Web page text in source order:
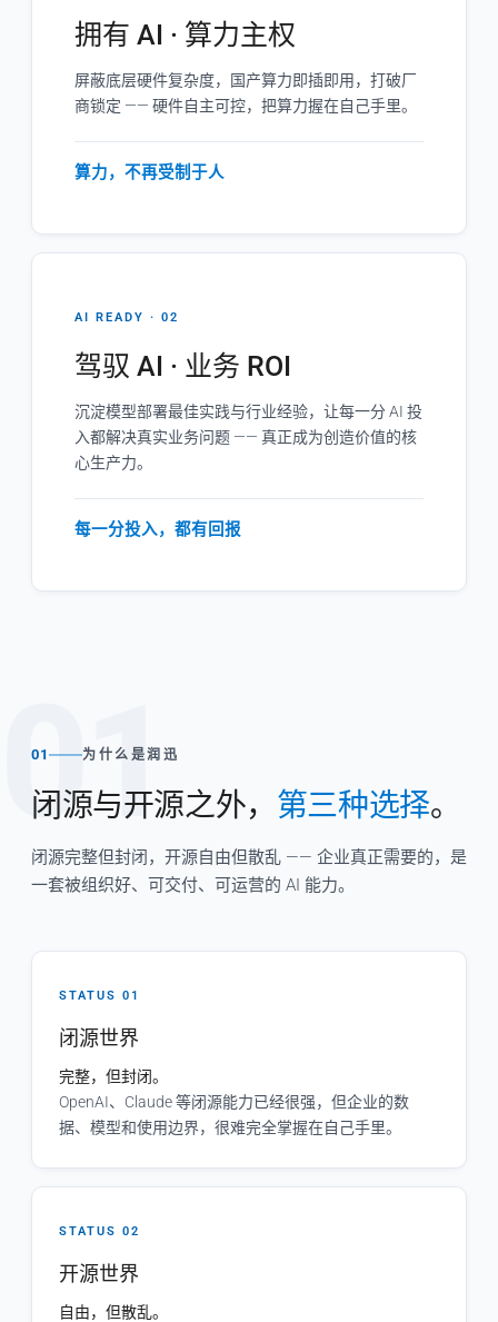
拥有 AI · 算力主权
屏蔽底层硬件复杂度，国产算力即插即用，打破厂
商锁定 —— 硬件自主可控，把算力握在自己手里。
算力，不再受制于人
AI READY · 02
驾驭 AI · 业务 ROI
沉淀模型部署最佳实践与行业经验，让每一分 AI 投
入都解决真实业务问题 —— 真正成为创造价值的核
心生产力。
每一分投入，都有回报
01
01 为什么是润迅
闭源与开源之外， 第三种选择。
闭源完整但封闭，开源自由但散乱 —— 企业真正需要的，是
一套被组织好、可交付、可运营的 AI 能力。
STATUS 01
闭源世界
完整，但封闭。
OpenAI、Claude 等闭源能力已经很强，但企业的数
据、模型和使用边界，很难完全掌握在自己手里。
STATUS 02
开源世界
自由，但散乱。